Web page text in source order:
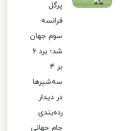
پرگل
فرانسه
سوم جهان
شد؛ برد ۶
بر ۴
سه‌شیرها
در دیدار
رده‌بندی
جام جهانی